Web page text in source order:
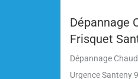
Dépannage
Frisquet
Dépannage
Urgence Santeny